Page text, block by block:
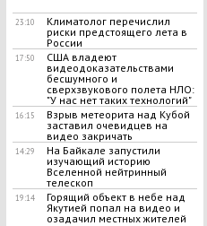
23:10
Климатолог перечислил
риски предстоящего лета в
России
17:50
США владеют
видеодоказательствами
бесшумного и
сверхзвукового полета НЛО:
"У нас нет таких технологий"
16:15
Взрыв метеорита над Кубой
заставил очевидцев на
видео закричать
14:29
На Байкале запустили
изучающий историю
Вселенной нейтринный
телескоп
19:14
Горящий объект в небе над
Якутией попал на видео и
озадачил местных жителей